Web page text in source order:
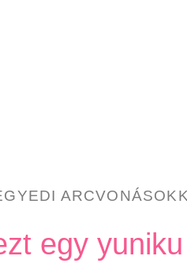
egy